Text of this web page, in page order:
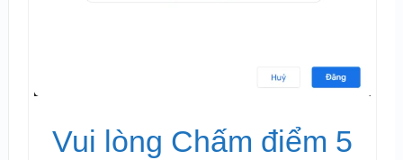
Vui lòng Chấm điểm 5